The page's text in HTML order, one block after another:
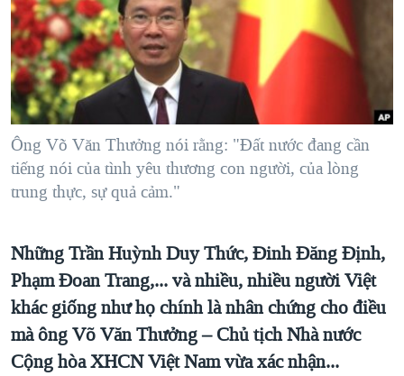
"Tìm"NGƯỜI VIỆT HẢI NGOẠI
ĐỜI SỐNG
KINH TẾ
KHOA HỌC
SỨC KHOẺ
VĂN HOÁ
GIÁO DỤC
TẠI
HÀNH TRÌNH BẦU CỬ 2024
MỘT NĂM CHIẾN TRANH TẠI DẢI GAZA
GIẢI MÃ VÀNH ĐAI & CON ĐƯỜNG
TRỊNH VĨNH BÌNH - NGƯỜI HẠ 'BÊN THẮNG CUỘC'
GROUND ZERO – XƯA VÀ NAY
CÁC GIÁ TRỊ CỘNG HÒA Ở VIỆT NAM
THƯỢNG ĐỈNH TRUMP-KIM TẠI VIỆT NAM
TRỊNH VĨNH BÌNH VS. CHÍNH PHỦ VIỆT NAM
NGƯ DÂN VIỆT VÀ LÀN SÓNG TRỘM HẢI SÂM
VIDEO
NGHE
MẠNG XÃ HỘI
Ngôn ngữ khác
Ông Võ Văn Thưởng nói rằng: "Đất nước đang cần
tiếng nói của tình yêu thương con người, của lòng
trung thực, sự quả cảm."
Những Trần Huỳnh Duy Thức, Đinh Đăng Định,
Phạm Đoan Trang,... và nhiều, nhiều người Việt
khác giống như họ chính là nhân chứng cho điều
mà ông Võ Văn Thưởng – Chủ tịch Nhà nước
Cộng hòa XHCN Việt Nam vừa xác nhận...